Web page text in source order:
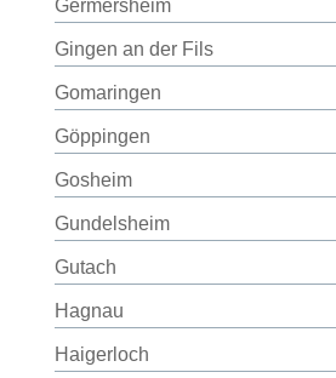
Germersheim
Gingen an der Fils
Gomaringen
Göppingen
Gosheim
Gundelsheim
Gutach
Hagnau
Haigerloch